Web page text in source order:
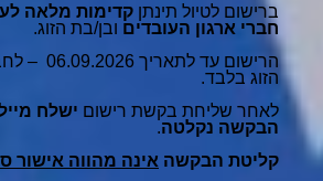
ברישום לטיול תינתן קדימות מלאה
חברי ארגון העובדים ובן/בת הזוג.
הרישום עד
הזוג בלבד.
לאחר שליחת בקשת רישום ישלח
הבקשה נקלטה.
קליטת הבקשה אינה מהווה אישור